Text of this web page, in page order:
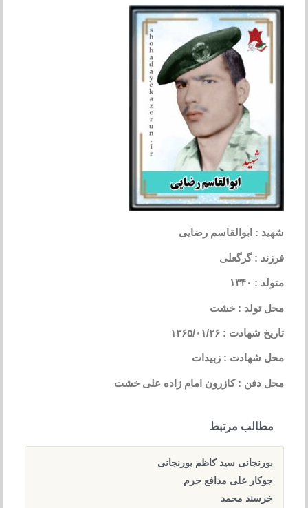
شهید : ابوالقاسم رضایی
فرزند : گرگعلی
متولد : ۱۳۴۰
محل تولد : خشت
تاریخ شهادت : ۱۳۶۵/۰۱/۲۶
محل شهادت : زبیدات
محل دفن : کازرون امام زاده علی خشت
مطالب مرتبط
بورنجانی سید کاظم بورنجانی
جوکار علی مدافع حرم
خرسند محمد